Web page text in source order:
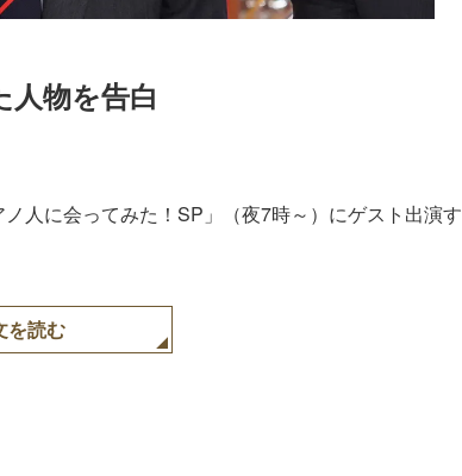
人物を告白
人に会ってみた！SP」（夜7時～）にゲスト出演す
を読む